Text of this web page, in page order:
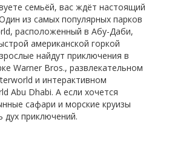
семьёй, вас ждёт настоящий
из самых популярных парков
расположенный в Абу-Даби,
американской горкой
найдут приключения в
Warner Bros., развлекательном
и интерактивном
Abu Dhabi. А если хочется
сафари и морские круизы
приключений.